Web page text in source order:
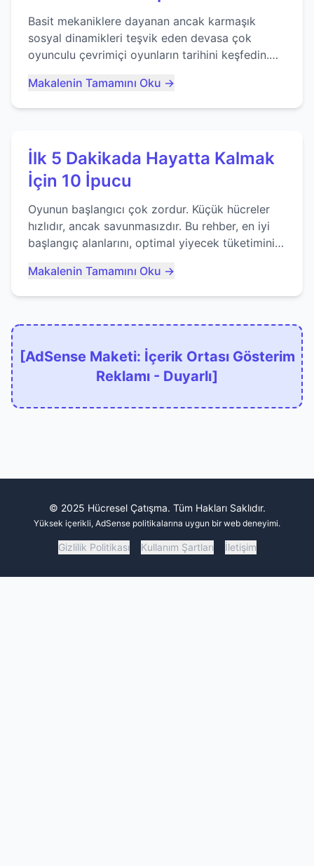
Basit mekaniklere dayanan ancak karmaşık
sosyal dinamikleri teşvik eden devasa çok
oyunculu çevrimiçi oyunların tarihini keşfedin.
Makalenin Tamamını Oku →
İlk 5 Dakikada Hayatta Kalmak
İçin 10 İpucu
Oyunun başlangıcı çok zordur. Küçük hücreler
hızlıdır, ancak savunmasızdır. Bu rehber, en iyi
başlangıç alanlarını, optimal yiyecek tüketimini
kaçınacağınızı anlatıyor...
Makalenin Tamamını Oku →
[AdSense Maketi: İçerik Ortası Gösterim
Reklamı - Duyarlı]
© 2025 Hücresel Çatışma. Tüm Hakları Saklıdır.
Yüksek içerikli, AdSense politikalarına uygun bir web deneyimi.
Gizlilik Politikası Kullanım Şartları İletişim